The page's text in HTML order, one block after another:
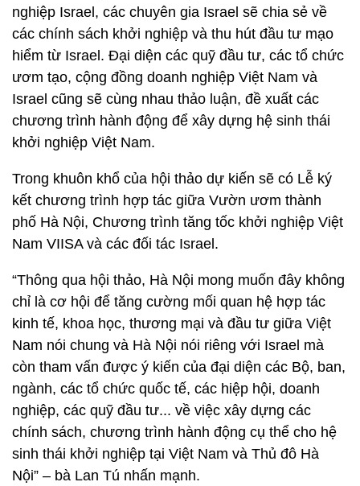
nghiệp Israel, các chuyên gia Israel sẽ chia sẻ về
các chính sách khởi nghiệp và thu hút đầu tư mạo
hiểm từ Israel. Đại diện các quỹ đầu tư, các tổ chức
ươm tạo, cộng đồng doanh nghiệp Việt Nam và
Israel cũng sẽ cùng nhau thảo luận, đề xuất các
chương trình hành động để xây dựng hệ sinh thái
khởi nghiệp Việt Nam.
Trong khuôn khổ của hội thảo dự kiến sẽ có Lễ ký
kết chương trình hợp tác giữa Vườn ươm thành
phố Hà Nội, Chương trình tăng tốc khởi nghiệp Việt
Nam VIISA và các đối tác Israel.
“Thông qua hội thảo, Hà Nội mong muốn đây không
chỉ là cơ hội để tăng cường mối quan hệ hợp tác
kinh tế, khoa học, thương mại và đầu tư giữa Việt
Nam nói chung và Hà Nội nói riêng với Israel mà
còn tham vấn được ý kiến của đại diện các Bộ, ban,
ngành, các tổ chức quốc tế, các hiệp hội, doanh
nghiệp, các quỹ đầu tư... về việc xây dựng các
chính sách, chương trình hành động cụ thể cho hệ
sinh thái khởi nghiệp tại Việt Nam và Thủ đô Hà
Nội” – bà Lan Tú nhấn mạnh.